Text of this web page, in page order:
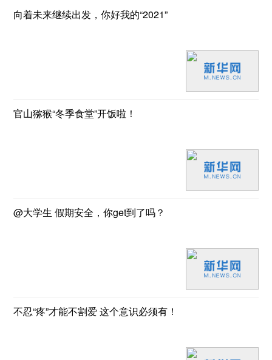
向着未来继续出发，你好我的“2021”
官山猕猴“冬季食堂”开饭啦！
@大学生 假期安全，你get到了吗？
不忍“疼”才能不割爱 这个意识必须有！